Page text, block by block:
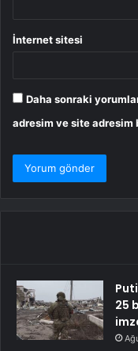
İnternet sitesi
Daha sonraki
adresim ve site adresim
25